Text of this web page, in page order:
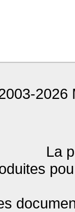
2026
La